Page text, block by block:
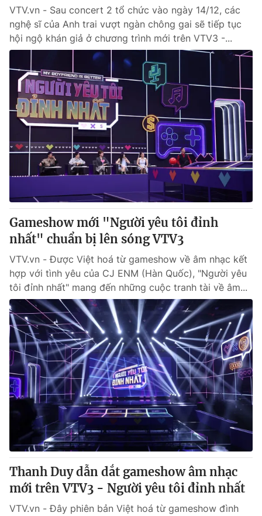
VTV.vn - Sau concert 2 tổ chức vào ngày 14/12, các
nghệ sĩ của Anh trai vượt ngàn chông gai sẽ tiếp tục
hội ngộ khán giả ở chương trình mới trên VTV3 -...
Gameshow mới "Người yêu tôi đỉnh
nhất" chuẩn bị lên sóng VTV3
VTV.vn - Được Việt hoá từ gameshow về âm nhạc kết
hợp với tình yêu của CJ ENM (Hàn Quốc), "Người yêu
tôi đỉnh nhất" mang đến những cuộc tranh tài về âm...
Thanh Duy dẫn dắt gameshow âm nhạc
mới trên VTV3 - Người yêu tôi đỉnh nhất
VTV.vn - Đây phiên bản Việt hoá từ gameshow đình